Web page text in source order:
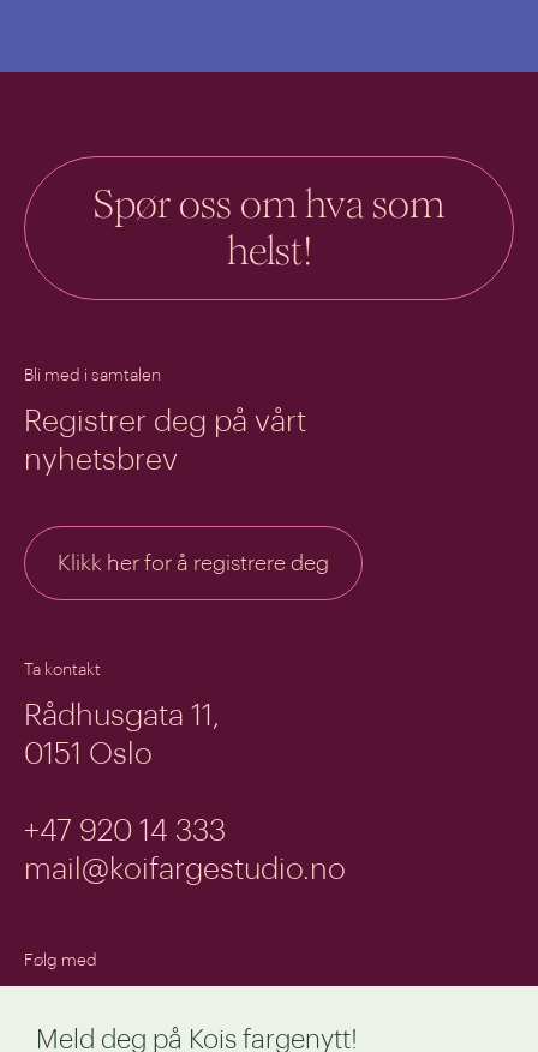
Spør oss om hva som
helst!
Bli med i samtalen
Registrer deg på vårt
nyhetsbrev
Klikk her for å registrere deg
Ta kontakt
Rådhusgata 11,
0151 Oslo
+47 920 14 333
mail@koifargestudio.no
Følg med
Facebook
Meld deg på Kois fargenytt!